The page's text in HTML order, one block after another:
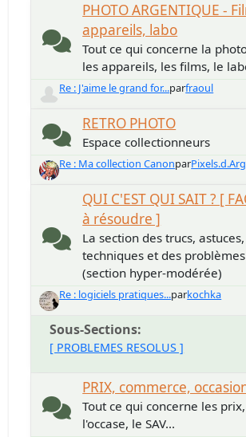
PHOTO ARGENTIQUE -
appareils, labo
Tout ce qui concerne la
les appareils, les films, le
Re : J'aime le grand for...parfraoul
RETRO PHOTO
Espace collectionneurs
Re : Ma collection Canonpar
QUI C'EST QUI SAIT ? [
à résoudre ]
La section des trucs,
techniques et des
(section hyper-modérée)
Re : logiciels pratiques...parkochka
Sous-Sections
[ PROBLEMES RESOLUS ]
PRIX, commerce,
Tout ce qui concerne les
l'occase, le SAV...